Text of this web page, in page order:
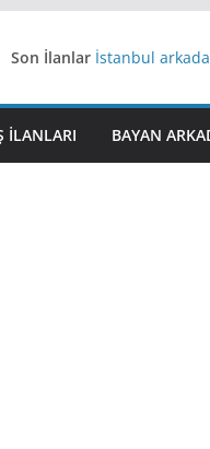
Son İlanlar İstanbul
Yeni Bir Aşk
iş arayanlara iş
ILANLARI BAYAN